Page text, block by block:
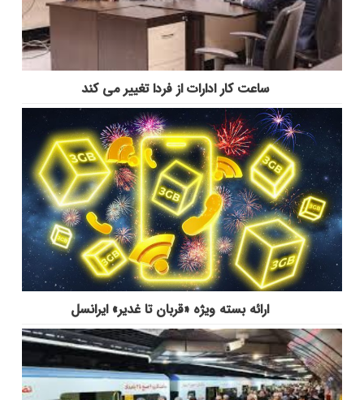
ساعت کار ادارات از فردا تغییر می کند
ارائه بسته ویژه «قربان تا غدیر» ایرانسل